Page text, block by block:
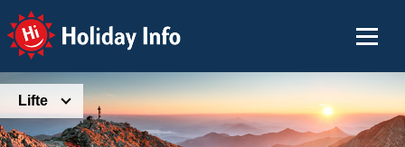
Holiday Info
Lifte